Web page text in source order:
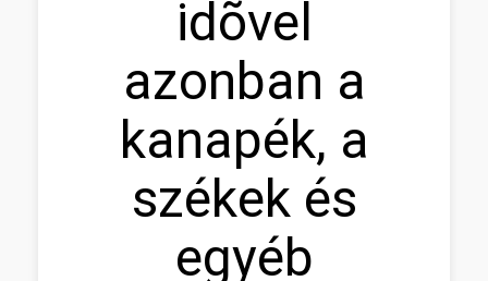
idõvel
azonban a
kanapék, a
székek és
egyéb